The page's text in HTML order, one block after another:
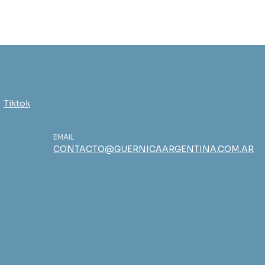
Tiktok
EMAIL
CONTACTO@GUERNICAARGENTINA.COM.AR